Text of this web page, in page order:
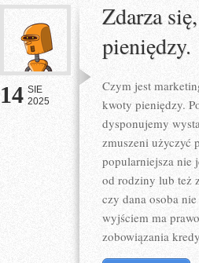
14 SIE
2025
Zdarza
pieniędzy.
Czym jest
kwoty pieniędzy.
dysponujemy
zmuszeni użyczyć
popularniejsza nie
od rodziny lub też
czy dana osoba
wyjściem ma
zobowiązania